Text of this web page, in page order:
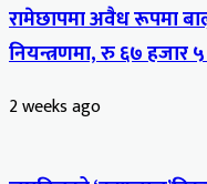
रामेछापमा अवैध रूपमा
नियन्त्रणमा, रु ६७ हजार
2 weeks ago